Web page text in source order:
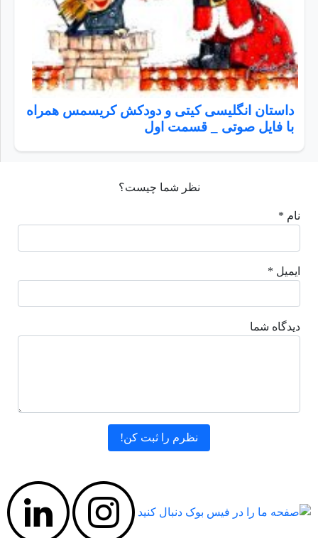
داستان انگلیسی کیتی و دودکش کریسمس همراه
با فایل صوتی _ قسمت اول
نظر شما چیست؟
نام *
ایمیل *
دیدگاه شما